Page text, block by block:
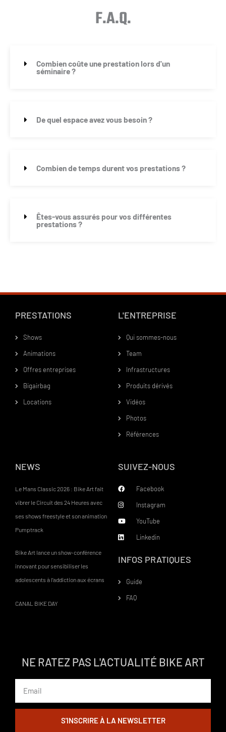
F.A.Q.
Combien coûte une prestation lors d'un
séminaire ?
De quel espace avez vous besoin ?
Combien de temps durent vos prestations ?
Êtes-vous assurés pour vos différentes
prestations ?
PRESTATIONS
Shows
Animations
Offres entreprises
Bigairbag
Locations
L'ENTREPRISE
Qui sommes-nous
Team
Infrastructures
Produits dérivés
Vidéos
Photos
Références
NEWS
Le Mans Classic 2026 : Bike Art fait
vibrer le Circuit des 24 Heures avec
ses shows freestyle et son animation
Pumptrack
Bike Art lance un show-conférence
innovant pour sensibiliser les
adolescents à l’addiction aux écrans
CANAL BIKE DAY
SUIVEZ-NOUS
Facebook
Instagram
YouTube
Linkedin
INFOS PRATIQUES
Guide
FAQ
NE RATEZ PAS L'ACTUALITÉ BIKE ART
S'INSCRIRE À LA NEWSLETTER